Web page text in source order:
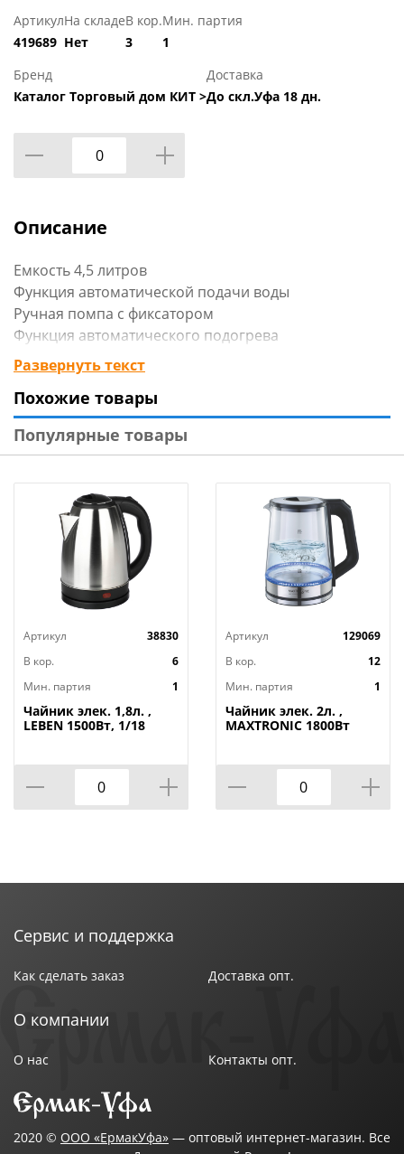
Артикул
419689
На складе
Нет
В кор.
3
Мин. партия
1
Бренд
Каталог Торговый дом КИТ >
Доставка
До скл.Уфа 18 дн.
Описание
Емкость 4,5 литров
Функция автоматической подачи воды
Ручная помпа с фиксатором
Функция автоматического подогрева
Функция принудительного кипячения
Съемная крышка
Вращение на подставке
Шкала уровня воды
Автоматическое отключение при закипании
Индикатор работы
Кабель питания 110см
Номинальная мощность 750-900 Вт
220-240 B ~ 50/60 Гц
Размеры 20х28х38.5см
Развернуть текст
Похожие товары
Популярные товары
Артикул
38830
В кор.
6
Мин. партия
1
Чайник элек. 1,8л. ,
LEBEN 1500Вт, 1/18
Артикул
129069
В кор.
12
Мин. партия
1
Чайник элек. 2л. ,
MAXTRONIC 1800Вт
Сервис и поддержка
Как сделать заказ Доставка опт.
О компании
О нас Контакты опт.
2020 © ООО «ЕрмакУфа» — оптовый интернет-магазин. Все